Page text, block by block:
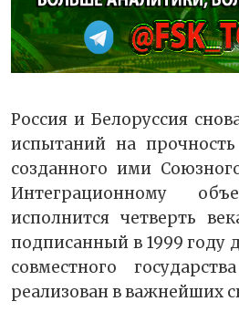
Россия и Белоруссия
испытаний на
созданного ими
Интеграционному
исполнится четверть
подписанный в 1999 году
совместного
реализован в важнейших